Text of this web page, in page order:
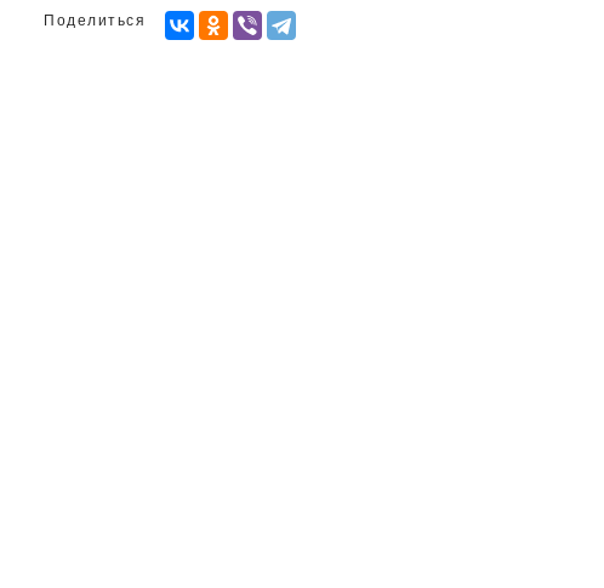
Поделиться